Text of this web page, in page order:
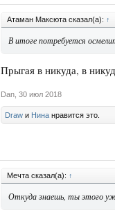
Атаман Максюта сказал(а): ↑
В итоге потребуется
Прыгая в никуда, в
Dan 30 июл 2018
Draw и Нина нравится это.
Мечта сказал(а): ↑
Откуда знаешь, ты этого